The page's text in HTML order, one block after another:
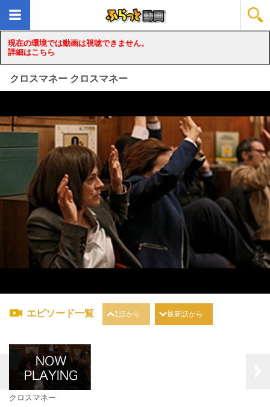
現在の環境では動画は視聴できません。
詳細はこちら
クロスマネー クロスマネー
loading...
エピソード一覧 1話から 最新話から
クロスマネー